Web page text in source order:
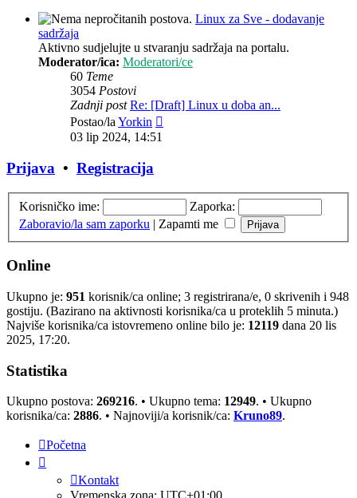
Linux za Sve - dodavanje
sadržaja
Aktivno sudjelujte u stvaranju sadržaja na portalu.
Moderator/ica: Moderatori/ce
60 Teme
3054 Postovi
Zadnji post Re: [Draft] Linux u doba an...
Postao/laYorkin
03 lip 2024, 14:51
Prijava • Registracija
Korisničko ime:
Zaporka:
Zaboravio/la sam zaporku | Zapamti me
Online
Ukupno je: 951 korisnik/ca online; 3 registrirana/e, 0 skrivenih i 948
gostiju. (Bazirano na aktivnosti korisnika/ca u proteklih 5 minuta.)
Najviše korisnika/ca istovremeno online bilo je: 12119 dana 20 lis
2025, 17:20.
Statistika
Ukupno postova: 269216. • Ukupno tema: 12949. • Ukupno
korisnika/ca: 2886. • Najnoviji/a korisnik/ca: Kruno89.
Početna
Kontakt